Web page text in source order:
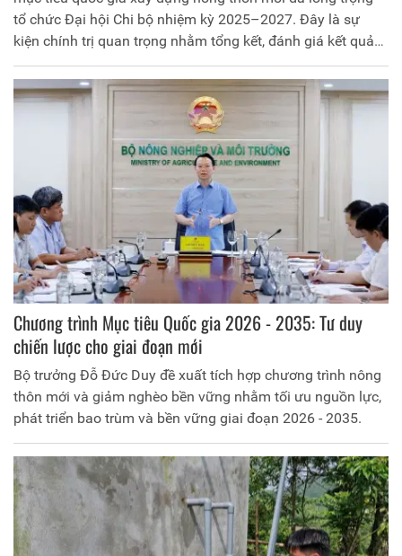
tổ chức Đại hội Chi bộ nhiệm kỳ 2025–2027. Đây là sự
kiện chính trị quan trọng nhằm tổng kết, đánh giá kết quả
thực hiện nghị quyết Đại hội nhiệm kỳ 2022–2025; đồng
thời đề ra phương hướng, mục tiêu, nhiệm vụ và giải pháp
trong nhiệm kỳ mới. Đến dự và chỉ đạo Đại hội có Đồng chí
Trần Quốc Bình, Phó Bí thư Đảng ủy, Phó Giám đốc Sở
Nông nghiệp và Môi trường. Tham dự Đại hội còn có toàn
thể đảng viên trong Chi bộ.
Chương trình Mục tiêu Quốc gia 2026 - 2035: Tư duy
chiến lược cho giai đoạn mới
Bộ trưởng Đỗ Đức Duy đề xuất tích hợp chương trình nông
thôn mới và giảm nghèo bền vững nhằm tối ưu nguồn lực,
phát triển bao trùm và bền vững giai đoạn 2026 - 2035.